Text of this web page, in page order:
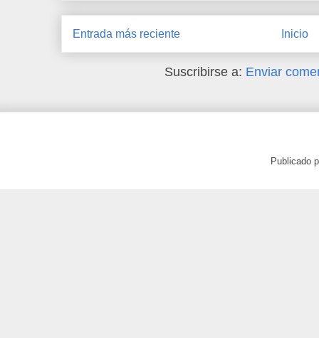
Entrada más reciente Inicio
Suscribirse a: Enviar
Publicado